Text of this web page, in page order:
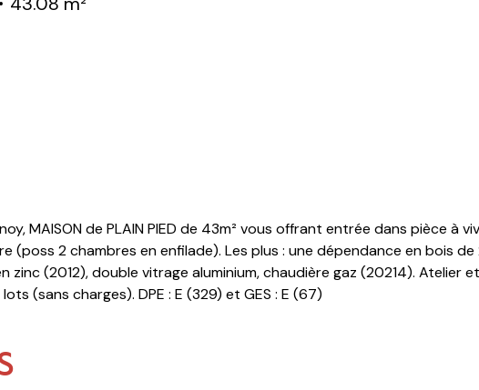
MAISON de PLAIN PIED de 43m² vous offrant entrée dans pièce à
(poss 2 chambres en enfilade). Les plus : une dépendance en bois
en zinc (2012), double vitrage aluminium, chaudière gaz (20214).
(sans charges). DPE : E (329) et GES : E (67)